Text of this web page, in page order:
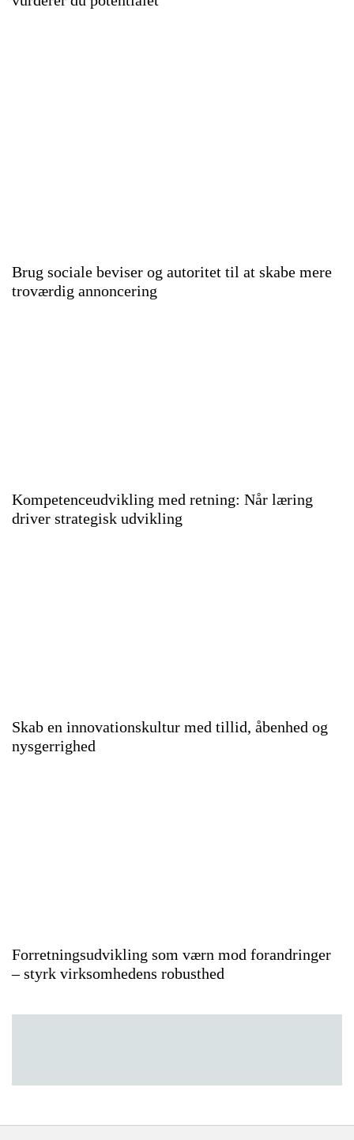
Brug sociale beviser og autoritet til at skabe mere
troværdig annoncering
Kompetenceudvikling med retning: Når læring
driver strategisk udvikling
Skab en innovationskultur med tillid, åbenhed og
nysgerrighed
Forretningsudvikling som værn mod forandringer
– styrk virksomhedens robusthed